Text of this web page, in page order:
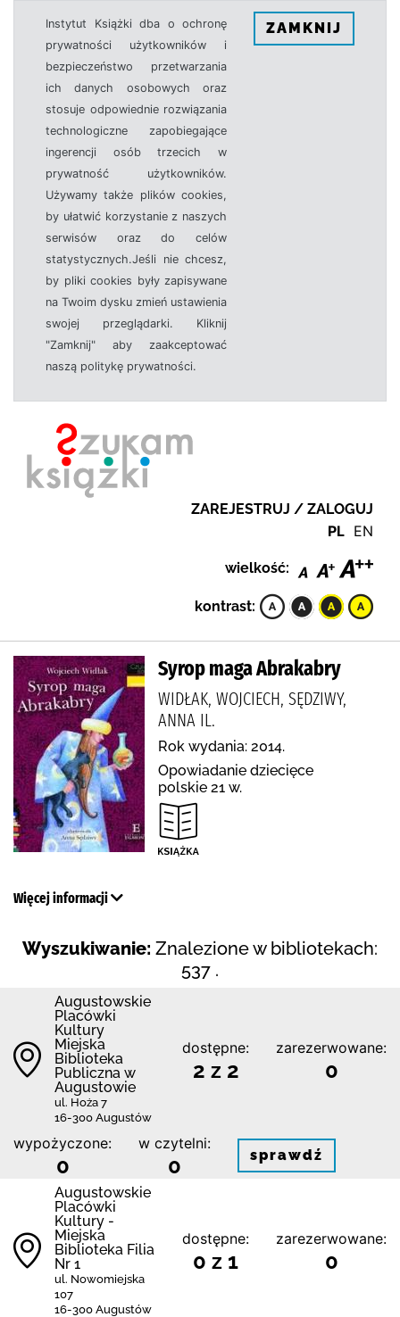
Instytut Książki dba o ochronę
prywatności użytkowników i
bezpieczeństwo przetwarzania
ich danych osobowych oraz
stosuje odpowiednie rozwiązania
technologiczne zapobiegające
ingerencji osób trzecich w
prywatność użytkowników.
Używamy także plików cookies,
by ułatwić korzystanie z naszych
serwisów oraz do celów
statystycznych.Jeśli nie chcesz,
by pliki cookies były zapisywane
na Twoim dysku zmień ustawienia
swojej przeglądarki. Kliknij
"Zamknij" aby zaakceptować
naszą politykę prywatności.
ZAMKNIJ
ZAREJESTRUJ / ZALOGUJ
PL EN
wielkość:
kontrast:
Syrop maga Abrakabry
WIDŁAK, WOJCIECH, SĘDZIWY,
ANNA IL.
Rok wydania: 2014.
Opowiadanie dziecięce
polskie 21 w.
Więcej informacji
Wyszukiwanie: Znalezione w bibliotekach:
537 .
Augustowskie
Placówki
Kultury
Miejska
Biblioteka
Publiczna w
Augustowie
ul. Hoża 7
16-300 Augustów
dostępne:
2 z 2
zarezerwowane:
0
wypożyczone:
0
w czytelni:
0 sprawdź
Augustowskie
Placówki
Kultury -
Miejska
Biblioteka Filia
Nr 1
ul. Nowomiejska
107
16-300 Augustów
dostępne:
0 z 1
zarezerwowane:
0